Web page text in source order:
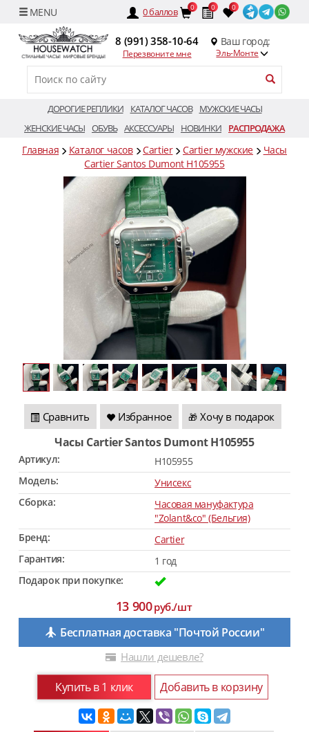
0баллов 0 0 0
8 (991) 358-10-64
Перезвоните мне
Ваш город:
Эль-Монте
ДОРОГИЕ РЕПЛИКИ КАТАЛОГ ЧАСОВ
МУЖСКИЕ ЧАСЫ
ЖЕНСКИЕ ЧАСЫ ОБУВЬ АКСЕССУАРЫ НОВИНКИ РАСПРОДАЖА
Главная Каталог часов Cartier Cartier мужские
Часы
Cartier Santos Dumont H105955
Сравнить Избранное 🎁 Хочу в подарок
Часы Cartier Santos Dumont H105955
Артикул:
H105955
Модель:
Унисекс
Сборка:
Часовая мануфактура
"Zolant&co" (Бельгия)
Бренд:
Cartier
Гарантия:
1 год
Подарок при покупке:
13 900руб./шт
Бесплатная доставка "Почтой России"
Нашли дешевле?
Купить в 1 клик Добавить в корзину